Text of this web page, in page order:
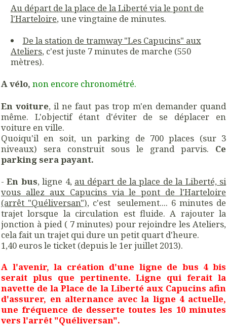
Au départ de la place de la Liberté via le pont de
l'Harteloire, une vingtaine de minutes.
De la station de tramway "Les Capucins" aux
Ateliers, c'est juste 7 minutes de marche (550
mètres).
A vélo, non encore chronométré.
En voiture, il ne faut pas trop m'en demander quand
même. L'objectif étant d'éviter de se déplacer en
voiture en ville.
Quoiqu'il en soit, un parking de 700 places (sur 3
niveaux) sera construit sous le grand parvis. Ce
parking sera payant.
-En bus, ligne 4, au départ de la place de la Liberté, si
vous allez aux Capucins via le pont de l'Harteloire
(arrêt "Quéliversan"),c'est seulement.... 6 minutes de
trajet lorsque la circulation est fluide. A rajouter la
jonction à pied ( 7 minutes) pour rejoindre les Ateliers,
cela fait un trajet qui dure un petit quart d'heure.
1,40 euros le ticket (depuis le 1er juillet 2013).
A l'avenir, la création d'une ligne de bus 4 bis
serait plus que pertinente. Ligne qui ferait la
navette de la Place de la Liberté aux Capucins afin
d'assurer, en alternance avec la ligne 4 actuelle,
une fréquence de desserte toutes les 10 minutes
vers l'arrêt "Quéliversan".